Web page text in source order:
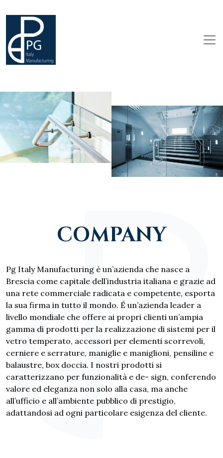
COMPANY
Pg Italy Manufacturing è un’azienda che nasce a
Brescia come capitale dell’industria italiana e grazie ad
una rete commerciale radicata e competente, esporta
la sua firma in tutto il mondo. É un’azienda leader a
livello mondiale che offere ai propri clienti un’ampia
gamma di prodotti per la realizzazione di sistemi per il
vetro temperato, accessori per elementi scorrevoli,
cerniere e serrature, maniglie e maniglioni, pensiline e
balaustre, box doccia. I nostri prodotti si
caratterizzano per funzionalità e de- sign, conferendo
valore ed eleganza non solo alla casa, ma anche
all’ufficio e all’ambiente pubblico di prestigio,
adattandosi ad ogni particolare esigenza del cliente.